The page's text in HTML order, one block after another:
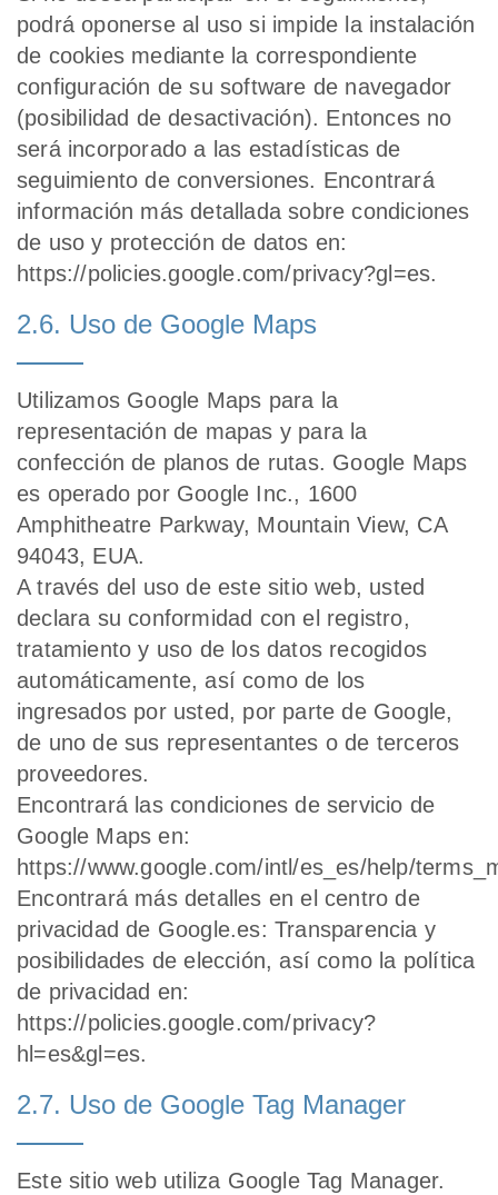
podrá oponerse al uso si impide la instalación
de cookies mediante la correspondiente
configuración de su software de navegador
(posibilidad de desactivación). Entonces no
será incorporado a las estadísticas de
seguimiento de conversiones. Encontrará
información más detallada sobre condiciones
de uso y protección de datos en:
https://policies.google.com/privacy?gl=es.
2.6. Uso de Google Maps
Utilizamos Google Maps para la
representación de mapas y para la
confección de planos de rutas. Google Maps
es operado por Google Inc., 1600
Amphitheatre Parkway, Mountain View, CA
94043, EUA.
A través del uso de este sitio web, usted
declara su conformidad con el registro,
tratamiento y uso de los datos recogidos
automáticamente, así como de los
ingresados por usted, por parte de Google,
de uno de sus representantes o de terceros
proveedores.
Encontrará las condiciones de servicio de
Google Maps en:
https://www.google.com/intl/es_es/help/
Encontrará más detalles en el centro de
privacidad de Google.es: Transparencia y
posibilidades de elección, así como la política
de privacidad en:
https://policies.google.com/privacy?
hl=es&gl=es.
2.7. Uso de Google Tag Manager
Este sitio web utiliza Google Tag Manager.